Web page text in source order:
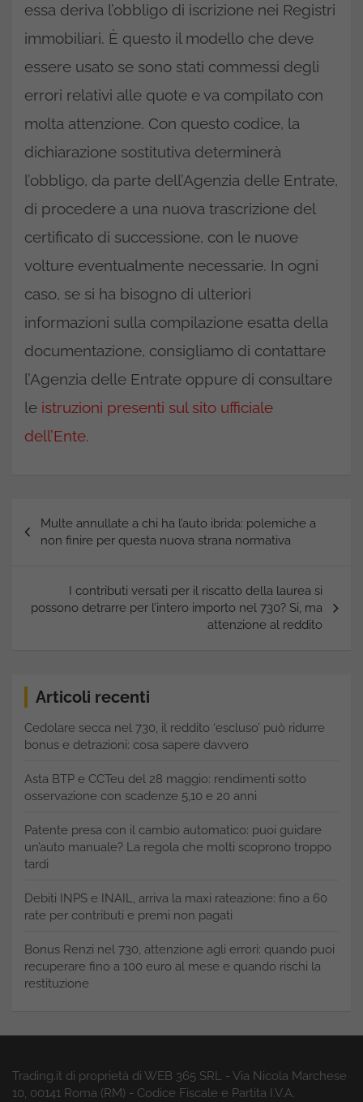
essa deriva l’obbligo di iscrizione nei Registri
immobiliari. È questo il modello che deve
essere usato se sono stati commessi degli
errori relativi alle quote e va compilato con
molta attenzione. Con questo codice, la
dichiarazione sostitutiva determinerà
l’obbligo, da parte dell’Agenzia delle Entrate,
di procedere a una nuova trascrizione del
certificato di successione, con le nuove
volture eventualmente necessarie. In ogni
caso, se si ha bisogno di ulteriori
informazioni sulla compilazione esatta della
documentazione, consigliamo di contattare
l’Agenzia delle Entrate oppure di consultare
le istruzioni presenti sul sito ufficiale
dell’Ente.
articoli
Multe annullate a chi ha l’auto ibrida: polemiche a
non finire per questa nuova strana normativa
I contributi versati per il riscatto della laurea si
possono detrarre per l’intero importo nel 730? Si, ma
attenzione al reddito
Articoli recenti
Cedolare secca nel 730, il reddito ‘escluso’ può ridurre
bonus e detrazioni: cosa sapere davvero
Asta BTP e CCTeu del 28 maggio: rendimenti sotto
osservazione con scadenze 5,10 e 20 anni
Patente presa con il cambio automatico: puoi guidare
un’auto manuale? La regola che molti scoprono troppo
tardi
Debiti INPS e INAIL, arriva la maxi rateazione: fino a 60
rate per contributi e premi non pagati
Bonus Renzi nel 730, attenzione agli errori: quando puoi
recuperare fino a 100 euro al mese e quando rischi la
restituzione
Trading.it di proprietà di WEB 365 SRL - Via Nicola Marchese
10, 00141 Roma (RM) - Codice Fiscale e Partita I.V.A.